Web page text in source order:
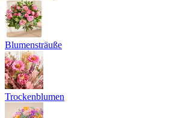
Blumensträuße
Trockenblumen